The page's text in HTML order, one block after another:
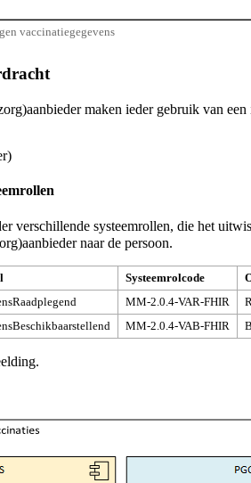
vaccinatiegegevens
maken ieder gebruik van
verschillende systeemrollen, die het
naar de persoon.
Systeemrolcode
MM-2.0.4-VAR-FHIR
MM-2.0.4-VAB-FHIR